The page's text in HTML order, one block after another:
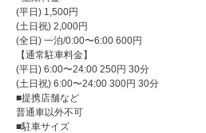
(平日) 1,500円
(土日祝) 2,000円
(全日) 一泊/0:00〜6:00 600円
【通常駐車料金】
(平日) 6:00〜24:00 250円 30分
(土日祝) 6:00〜24:00 300円 30分
■提携店舗など
普通車以外不可
■駐車サイズ